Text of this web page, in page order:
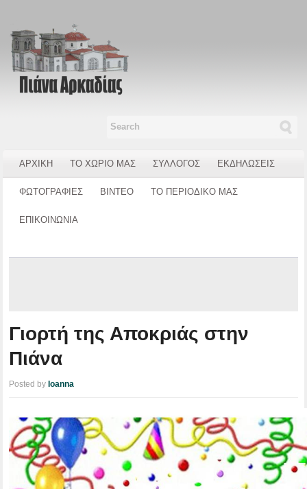
ΑΡΧΙΚΗ ΤΟ ΧΩΡΙΟ ΜΑΣ ΣΥΛΛΟΓΟΣ ΕΚΔΗΛΩΣΕΙΣ
ΦΩΤΟΓΡΑΦΙΕΣ ΒΙΝΤΕΟ ΤΟ ΠΕΡΙΟΔΙΚΟ ΜΑΣ
ΕΠΙΚΟΙΝΩΝΙΑ
Γιορτή της Αποκριάς στην
Πιάνα
Posted by Ioanna